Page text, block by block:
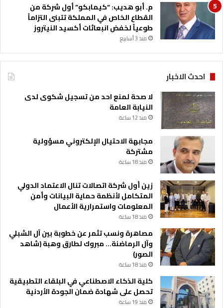
م. أبو هديب: “كيمابكو” أول شركة من
القطاع الخاص في المملكة تتبنى التزاماً
طوعياً لخفض انبعاثات أكسيد النيتروز
منذ 3 أسابيع
احدث الاخبار
لا صحة لمنع احد من تسجيل شكوى لدى
النيابة العامة
منذ 12 ساعة
مجابهة الاحتيال الإلكتروني مسؤولية
مشتركة
منذ 18 ساعة
زين أول شركة اتصالات تنال الاعتماد الدولي
المتكامل لأنظمة حماية البيانات وأمن
المعلومات واستمرارية الأعمال
منذ 18 ساعة
مصاهرة ونسب تثمر عن خطوبة بين آل الشبلي
وآل الرماضنة… مبروك لطارق وهبة (شاهد
الصور)
منذ 18 ساعة
كلية الذكاء الاصطناعي في البلقاء التطبيقية
تحصل على شهادة ضمان الجودة الأردنية
منذ 19 ساعة